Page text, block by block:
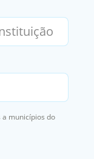
municípios do